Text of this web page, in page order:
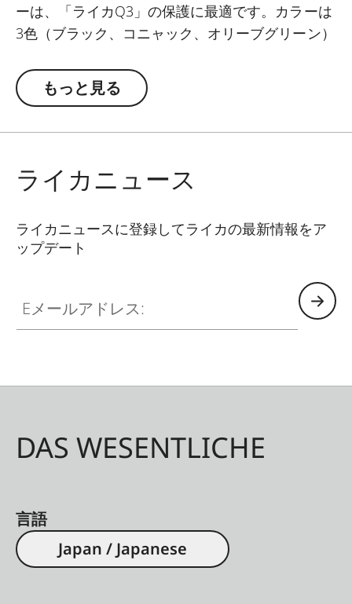
ーは、「ライカQ3」の保護に最適です。カラーは
3色（ブラック、コニャック、オリーブグリーン）
き、装着した状態ですべての操作ボタンにアクセ
スできます。ショルダーストラップ、リストスト
ッテリーの取り外しができるだけでなく、予備の
SDカードの収納場所も備えています。
もっと見る
ライカニュース
ライカニュースに登録してライカの最新情報をア
ップデート
DAS WESENTLICHE
言語
Japan / Japanese